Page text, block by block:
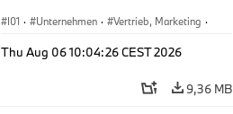
I01 · Unternehmen · Vertrieb, Marketing ·
Thu Aug 06 10:04:26 CEST 2026
9,36 MB